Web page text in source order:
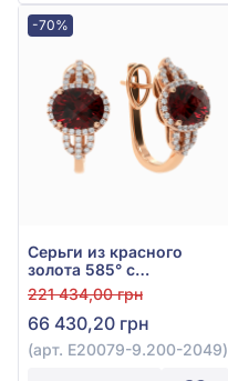
-70%
Серьги из красного
золота 585° с
бриллиантом 0,41ct и
гранатом 4,61ct, арт.
E20079-9.200-2049
221 434,00 грн
66 430,20 грн
(арт. E20079-9.200-2049)